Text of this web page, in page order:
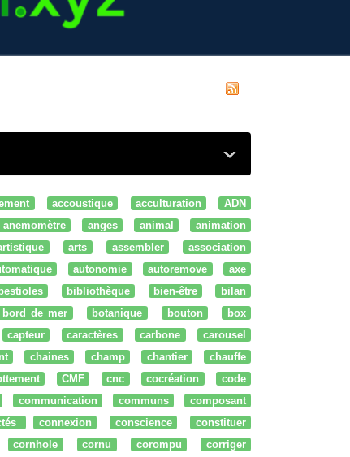
accoustique acculturation
ADN
anemomètre anges animal
animation
arts assembler
association
autonomie autoremove
axe
bestioles bibliothèque bien-être
bilan
bord de mer botanique bouton
box
capteur caractères carbone
carousel
chaines champ chantier
chauffe
CMF cnc cocréation
code
communication communs
composant
connexion conscience
constituer
cornhole cornu corompu
corriger